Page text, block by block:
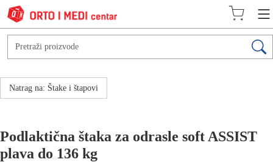
Natrag na: Štake i štapovi
Podlaktična štaka za odrasle soft ASSIST
plava do 136 kg